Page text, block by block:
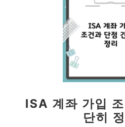
ISA 계좌 가입
단히 정